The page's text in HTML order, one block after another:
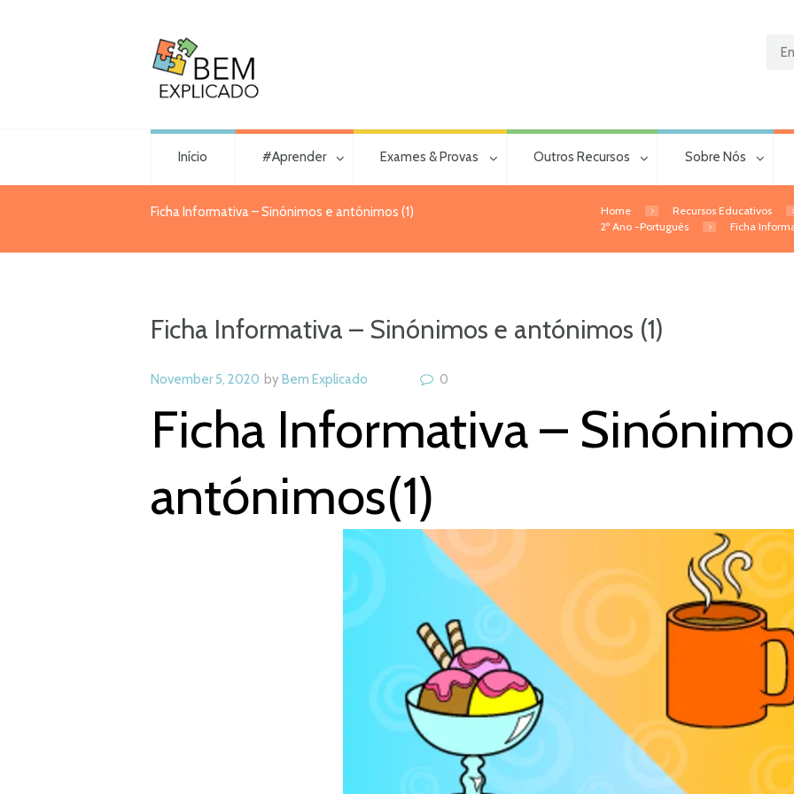
Início #Aprender Exames & Provas Outros Recursos Sobre Nós
Ficha Informativa – Sinónimos e antónimos (1) Home
Recursos Educativos
2º Ano -Português
Ficha
Ficha Informativa – Sinónimos e antónimos (1)
November 5, 2020 byBem Explicado 0
Ficha Informativa –
antónimos(1)